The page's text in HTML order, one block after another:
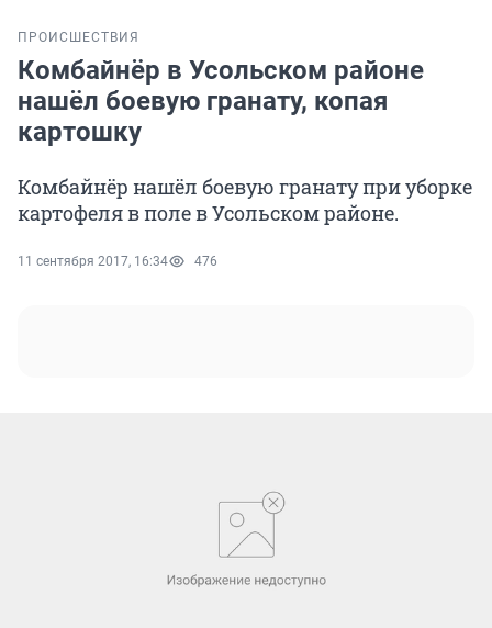
ПРОИСШЕСТВИЯ
Комбайнёр в Усольском районе
нашёл боевую гранату, копая
картошку
Комбайнёр нашёл боевую гранату при уборке
картофеля в поле в Усольском районе.
11 сентября 2017, 16:34 476